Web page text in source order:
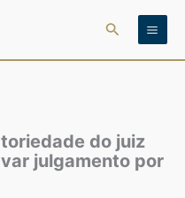
Pesquisar
do juiz
julgamento por